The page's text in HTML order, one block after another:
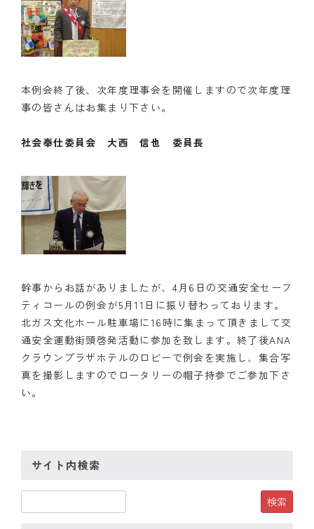
本例会終了後、次年度理事会を開催しますので次年度理
事の皆さんはお集まり下さい。
社会奉仕委員会 大西 信也 委員長
幹事からお話がありましたが、4月6日の交通安全セーフ
ティコールの例会が5月11日に振り替わっております。
北ガス文化ホール駐車場に16時に集まって頂きまして交
通安全運動街頭啓発活動に参加を致します。終了後ANA
クラウンプラザホテルのロビーで例会を実施し、集合写
真を撮影しますのでロータリーの帽子持参でご参加下さ
い。
サイト内検索